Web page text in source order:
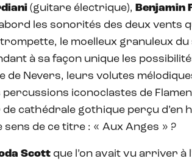
(guitare électrique), Benjamin
les sonorités des deux vents
trompette, le moelleux granuleux
à sa façon unique les
de Nevers, leurs volutes
iconoclastes de
cathédrale gothique perçu d’en
sens de ce titre : « Aux Anges » ?
Scott que l’on avait vu arriver à